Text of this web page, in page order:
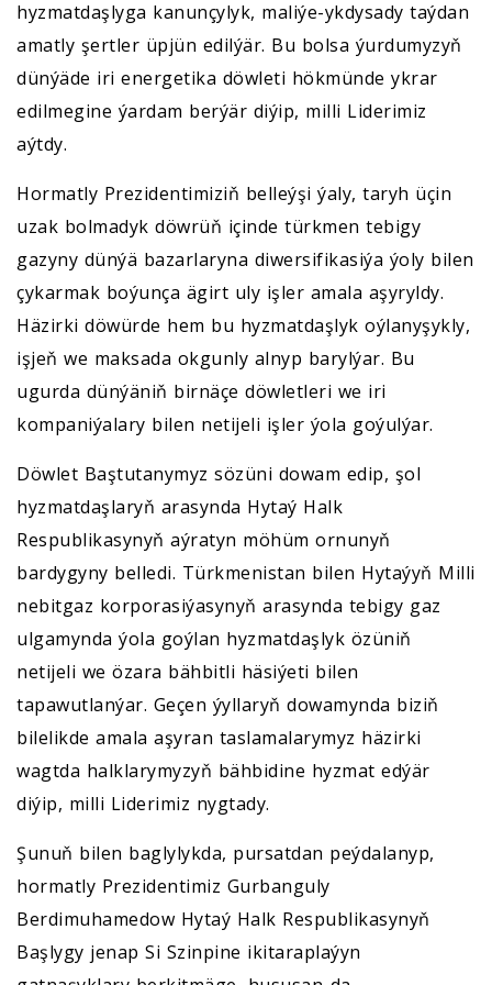
hyzmatdaşlyga kanunçylyk, maliýe-ykdysady taýdan
amatly şertler üpjün edilýär. Bu bolsa ýurdumyzyň
dünýäde iri energetika döwleti hökmünde ykrar
edilmegine ýardam berýär diýip, milli Liderimiz
aýtdy.
Hormatly Prezidentimiziň belleýşi ýaly, taryh üçin
uzak bolmadyk döwrüň içinde türkmen tebigy
gazyny dünýä bazarlaryna diwersifikasiýa ýoly bilen
çykarmak boýunça ägirt uly işler amala aşyryldy.
Häzirki döwürde hem bu hyzmatdaşlyk oýlanyşykly,
işjeň we maksada okgunly alnyp barylýar. Bu
ugurda dünýäniň birnäçe döwletleri we iri
kompaniýalary bilen netijeli işler ýola goýulýar.
Döwlet Baştutanymyz sözüni dowam edip, şol
hyzmatdaşlaryň arasynda Hytaý Halk
Respublikasynyň aýratyn möhüm ornunyň
bardygyny belledi. Türkmenistan bilen Hytaýyň Milli
nebitgaz korporasiýasynyň arasynda tebigy gaz
ulgamynda ýola goýlan hyzmatdaşlyk özüniň
netijeli we özara bähbitli häsiýeti bilen
tapawutlanýar. Geçen ýyllaryň dowamynda biziň
bilelikde amala aşyran taslamalarymyz häzirki
wagtda halklarymyzyň bähbidine hyzmat edýär
diýip, milli Liderimiz nygtady.
Şunuň bilen baglylykda, pursatdan peýdalanyp,
hormatly Prezidentimiz Gurbanguly
Berdimuhamedow Hytaý Halk Respublikasynyň
Başlygy jenap Si Szinpine ikitaraplaýyn